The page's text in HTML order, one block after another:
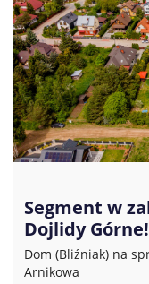
Segment w
Dojlidy Górne!
Dom (Bliźniak) na
Arnikowa